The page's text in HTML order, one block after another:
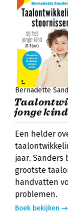
Bernadette
jonge
Een helder
jaar. Sanders
grootste
handvatten
problemen.
Boek bekijken